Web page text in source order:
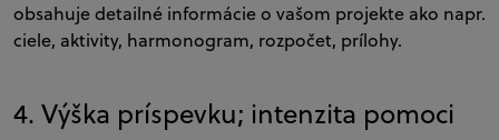
obsahuje detailné informácie o vašom projekte ako napr.
ciele, aktivity, harmonogram, rozpočet, prílohy.
4. Výška príspevku; intenzita pomoci